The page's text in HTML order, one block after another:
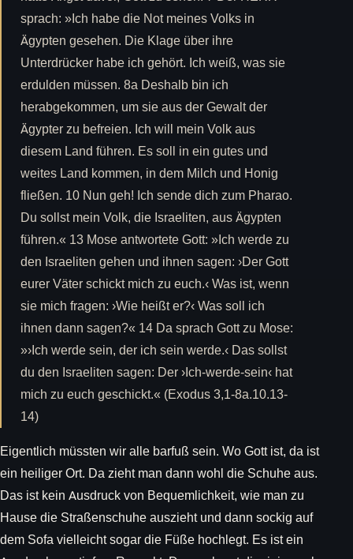
sprach: »Ich habe die Not meines Volks in
Ägypten gesehen. Die Klage über ihre
Unterdrücker habe ich gehört. Ich weiß, was sie
erdulden müssen. 8a Deshalb bin ich
herabgekommen, um sie aus der Gewalt der
Ägypter zu befreien. Ich will mein Volk aus
diesem Land führen. Es soll in ein gutes und
weites Land kommen, in dem Milch und Honig
fließen. 10 Nun geh! Ich sende dich zum Pharao.
Du sollst mein Volk, die Israeliten, aus Ägypten
führen.« 13 Mose antwortete Gott: »Ich werde zu
den Israeliten gehen und ihnen sagen: ›Der Gott
eurer Väter schickt mich zu euch.‹ Was ist, wenn
sie mich fragen: ›Wie heißt er?‹ Was soll ich
ihnen dann sagen?« 14 Da sprach Gott zu Mose:
»›Ich werde sein, der ich sein werde.‹ Das sollst
du den Israeliten sagen: Der ›Ich-werde-sein‹ hat
mich zu euch geschickt.« (Exodus 3,1-8a.10.13-
14)
Eigentlich müssten wir alle barfuß sein. Wo Gott ist, da ist
ein heiliger Ort. Da zieht man dann wohl die Schuhe aus.
Das ist kein Ausdruck von Bequemlichkeit, wie man zu
Hause die Straßenschuhe auszieht und dann sockig auf
dem Sofa vielleicht sogar die Füße hochlegt. Es ist ein